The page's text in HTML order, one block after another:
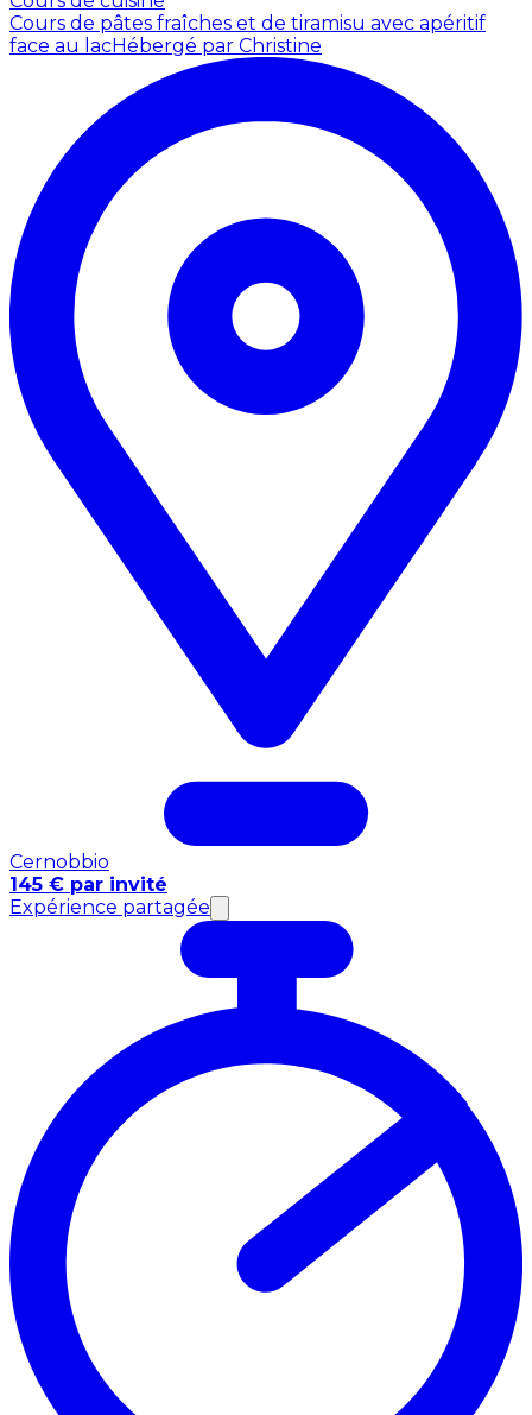
Cours de pâtes fraîches et de tiramisu avec apéritif
face au lacHébergé par Christine
Cernobbio
145 € par invité
Expérience partagée